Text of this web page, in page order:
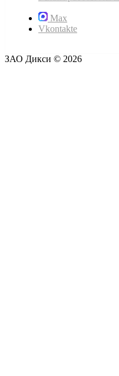
Max
Vkontakte
ЗАО Дикси © 2026